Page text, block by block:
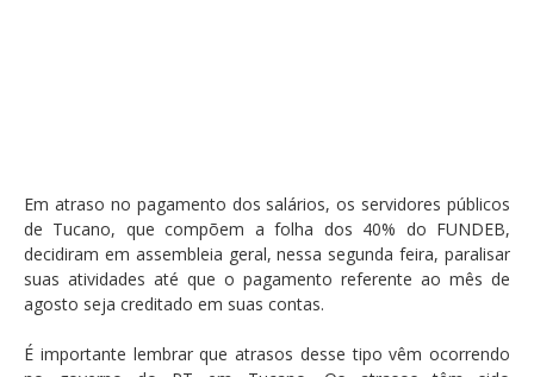
Em atraso no pagamento dos salários, os servidores públicos
de Tucano, que compõem a folha dos 40% do FUNDEB,
decidiram em assembleia geral, nessa segunda feira, paralisar
suas atividades até que o pagamento referente ao mês de
agosto seja creditado em suas contas.
É importante lembrar que atrasos desse tipo vêm ocorrendo